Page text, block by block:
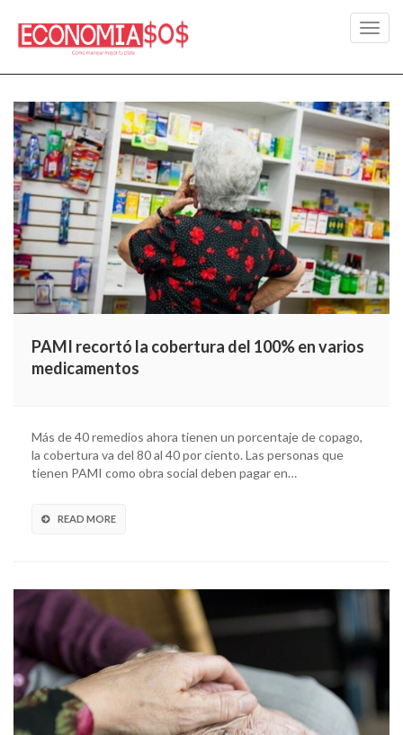
PAMI recortó la cobertura del 100% en varios
medicamentos
Más de 40 remedios ahora tienen un porcentaje de copago,
la cobertura va del 80 al 40 por ciento. Las personas que
tienen PAMI como obra social deben pagar en…
READ MORE